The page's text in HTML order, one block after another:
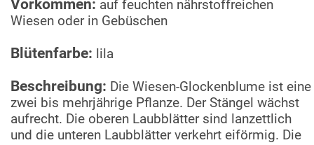
Vorkommen: auf feuchten nährstoffreichen
Wiesen oder in Gebüschen
Blütenfarbe: lila
Beschreibung: Die Wiesen-Glockenblume ist eine
zwei bis mehrjährige Pflanze. Der Stängel wächst
aufrecht. Die oberen Laubblätter sind lanzettlich
und die unteren Laubblätter verkehrt eiförmig. Die